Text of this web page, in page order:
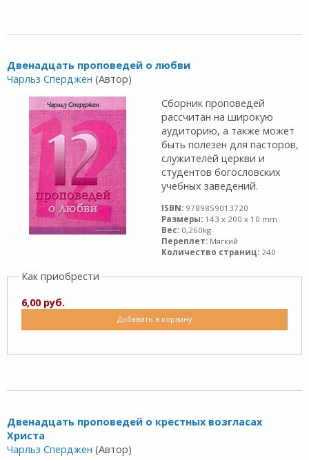
Двенадцать проповедей о любви
Чарльз Сперджен (Автор)
Сборник проповедей
рассчитан на широкую
аудиторию, а также может
быть полезен для пасторов,
служителей церкви и
студентов богословских
учебных заведений.
ISBN: 9789859013720
Размеры: 143 x 200 x 10 mm
Вес: 0,260kg
Переплет: Мягкий
Количество страниц: 240
Как приобрести
6,00 руб.
Добавить в корзину
Двенадцать проповедей о крестных возгласах
Христа
Чарльз Сперджен (Автор)